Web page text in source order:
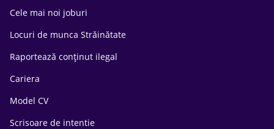
Cele mai noi joburi
Locuri de munca Străinătate
Raportează conținut ilegal
Cariera
Model CV
Scrisoare de intentie